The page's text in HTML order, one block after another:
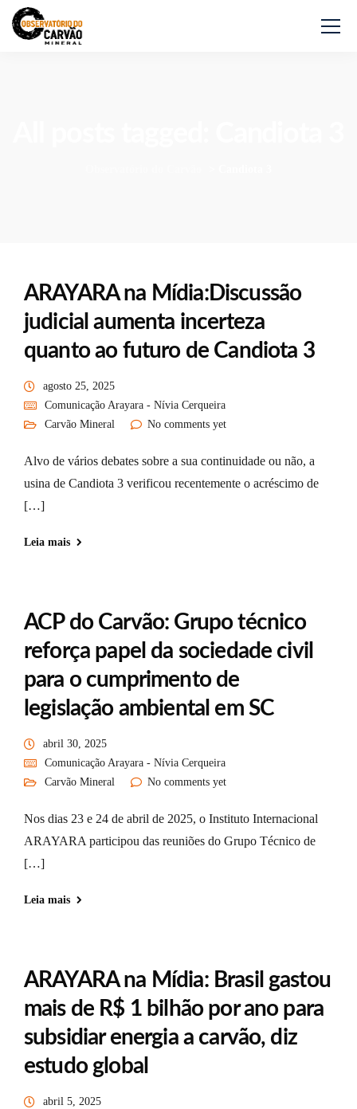
ARAYARA na Mídia:Discussão
judicial aumenta incerteza
quanto ao futuro de Candiota 3
agosto 25, 2025
Comunicação Arayara - Nívia Cerqueira
Carvão Mineral
No comments yet
Alvo de vários debates sobre a sua continuidade ou não, a
usina de Candiota 3 verificou recentemente o acréscimo de
[…]
Leia mais
ACP do Carvão: Grupo técnico
reforça papel da sociedade civil
para o cumprimento de
legislação ambiental em SC
abril 30, 2025
Comunicação Arayara - Nívia Cerqueira
Carvão Mineral
No comments yet
Nos dias 23 e 24 de abril de 2025, o Instituto Internacional
ARAYARA participou das reuniões do Grupo Técnico de
[…]
Leia mais
ARAYARA na Mídia: Brasil gastou
mais de R$ 1 bilhão por ano para
subsidiar energia a carvão, diz
estudo global
abril 5, 2025